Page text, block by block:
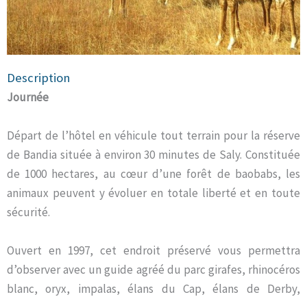
Description
Journée
Départ de l’hôtel en véhicule tout terrain pour la réserve
de Bandia située à environ 30 minutes de Saly. Constituée
de 1000 hectares, au cœur d’une forêt de baobabs, les
animaux peuvent y évoluer en totale liberté et en toute
sécurité.
Ouvert en 1997, cet endroit préservé vous permettra
d’observer avec un guide agréé du parc girafes, rhinocéros
blanc, oryx, impalas, élans du Cap, élans de Derby,